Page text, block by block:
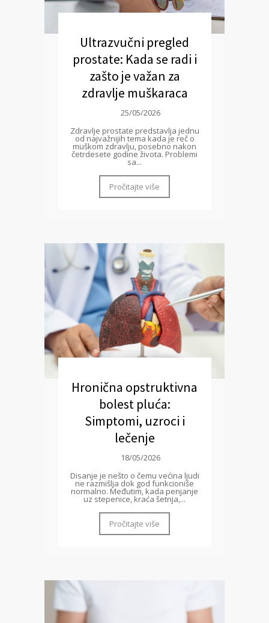
Ultrazvučni pregled
prostate: Kada se radi i
zašto je važan za
zdravlje muškaraca
25/05/2026
Zdravlje prostate predstavlja jednu
od najvažnijih tema kada je reč o
muškom zdravlju, posebno nakon
četrdesete godine života. Problemi
sa...
Pročitajte više
Hronična opstruktivna
bolest pluća:
Simptomi, uzroci i
lečenje
18/05/2026
Disanje je nešto o čemu većina ljudi
ne razmišlja dok god funkcioniše
normalno. Međutim, kada penjanje
uz stepenice, kraća šetnja,...
Pročitajte više